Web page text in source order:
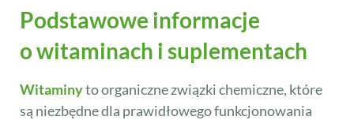
Podstawowe informacje
o witaminach i suplementach
Witaminyto organiczne związki chemiczne, które
są niezbędne dla prawidłowego funkcjonowania